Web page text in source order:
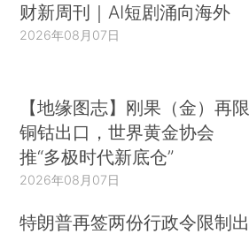
财新周刊｜AI短剧涌向海外
2026年08月07日
【地缘图志】刚果（金）再限
铜钴出口，世界黄金协会
推“多极时代新底仓”
2026年08月07日
特朗普再签两份行政令限制出